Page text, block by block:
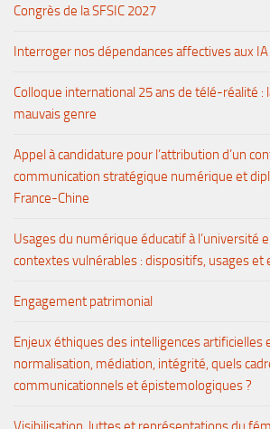
Congrès de la SFSIC 2027
Interroger nos dépendances affectives aux IA
Colloque international 25 ans de télé-réalité :
mauvais genre
Appel à candidature pour l’attribution d’un
communication stratégique numérique et
France-Chine
Usages du numérique éducatif à l’université
contextes vulnérables : dispositifs, usages et
Engagement patrimonial
Enjeux éthiques des intelligences artificielles
normalisation, médiation, intégrité, quels
communicationnels et épistemologiques ?